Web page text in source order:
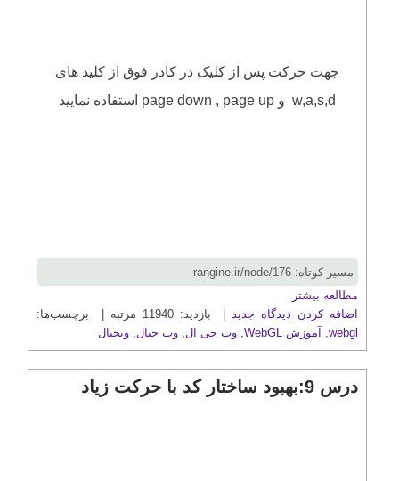
جهت حرکت پس از کلیک در کادر فوق از کلید های
w,a,s,d و page down , page up استفاده نمایید
مسیر کوتاه: rangine.ir/node/176
مطالعه بیشتر
اضافه کردن دیدگاه جدید| بازدید: 11940 مرتبه | برچسب‌ها:
webgl
, آموزش WebGL , وب جی ال, وب جیال, وبجیال
درس 9:بهبود ساختار کد با حرکت زیاد